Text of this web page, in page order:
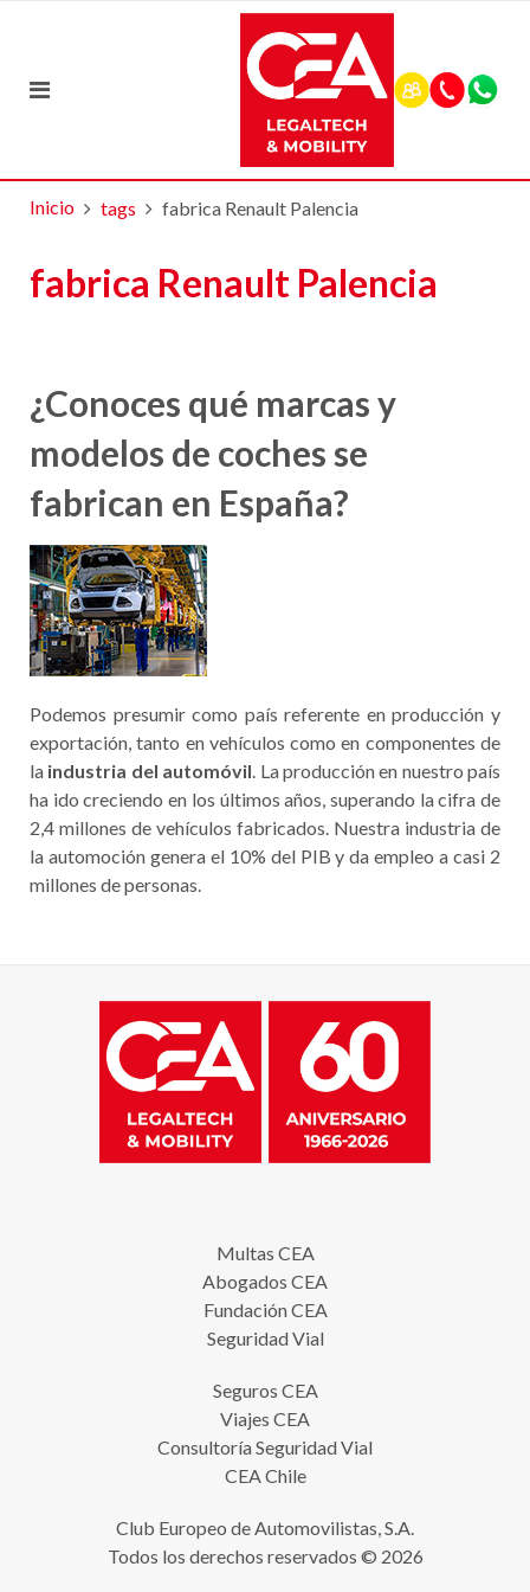
Inicio tags fabrica Renault Palencia
fabrica Renault Palencia
¿Conoces qué marcas y
modelos de coches se
fabrican en España?
Podemos presumir como país referente en producción y
exportación, tanto en vehículos como en componentes de
la industria del automóvil. La producción en nuestro país
ha ido creciendo en los últimos años, superando la cifra de
2,4 millones de vehículos fabricados. Nuestra industria de
la automoción genera el 10% del PIB y da empleo a casi 2
millones de personas.
Multas CEA
Abogados CEA
Fundación CEA
Seguridad Vial
Seguros CEA
Viajes CEA
Consultoría Seguridad Vial
CEA Chile
Club Europeo de Automovilistas, S.A.
Todos los derechos reservados © 2026